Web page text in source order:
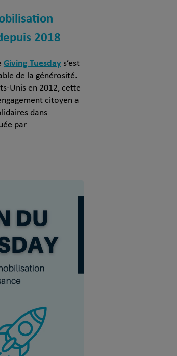
2018
Giving Tuesday s’est
de la générosité.
Unis en 2012, cette
citoyen a
dans
par